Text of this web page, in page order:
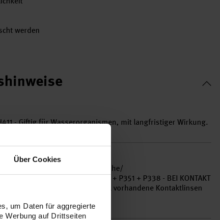
Über Cookies
um Daten für aggregierte
Werbung auf Drittseiten
werden
- Giftig für Wasserorganismen, mit langfristiger Wirkung.
P280 - Schutzhandschuhe/
Gehörschutz tragen. P305 + P351 + P338 - BEI KONTAKT
mit Wasser spülen. Eventuell vorhandene Kontaktlinsen